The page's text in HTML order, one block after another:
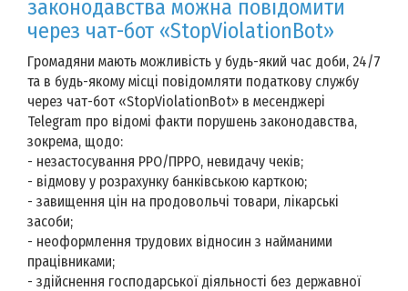
законодавства можна повідомити
через чат-бот «StopViolationBot»
Громадяни мають можливість у будь-який час доби, 24/7
та в будь-якому місці повідомляти податкову службу
через чат-бот «StopViolationBot» в месенджері
Telegram про відомі факти порушень законодавства,
зокрема, щодо:
- незастосування РРО/ПРРО, невидачу чеків;
- відмову у розрахунку банківською карткою;
- завищення цін на продовольчі товари, лікарські
засоби;
- неоформлення трудових відносин з найманими
працівниками;
- здійснення господарської діяльності без державної